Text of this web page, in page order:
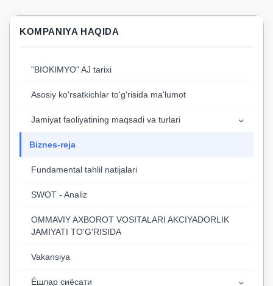
KOMPANIYA HAQIDA
"BIOKIMYO" AJ tarixi
Asosiy ko'rsatkichlar to'g'risida ma'lumot
Jamiyat faoliyatining maqsadi va turlari
Biznes-reja
Fundamental tahlil natijalari
SWOT - Analiz
OMMAVIY AXBOROT VOSITALARI AKCIYADORLIK
JAMIYATI TO'G'RISIDA
Vakansiya
Ёшлар сиёсати